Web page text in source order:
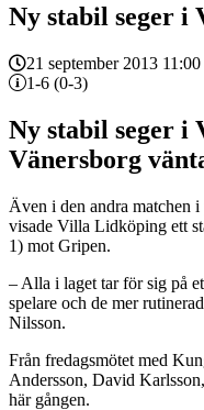
Ny stabil seger i
21 september 2013 11:00
1-6 (0-3)
Ny stabil seger i
Vänersborg
Även i den andra matchen
visade Villa Lidköping ett
1) mot Gripen.
– Alla i laget tar för sig på
spelare och de mer
Nilsson.
Från fredagsmötet med
Andersson, David
här gången.